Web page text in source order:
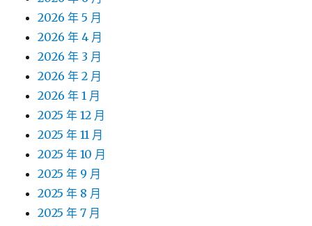
2026 年 5 月
2026 年 4 月
2026 年 3 月
2026 年 2 月
2026 年 1 月
2025 年 12 月
2025 年 11 月
2025 年 10 月
2025 年 9 月
2025 年 8 月
2025 年 7 月